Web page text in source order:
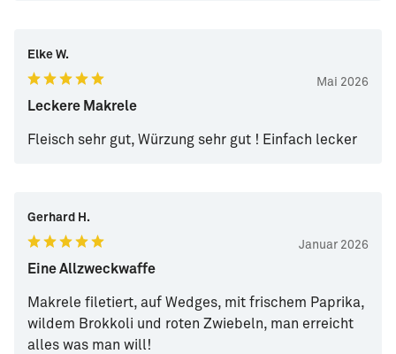
Elke W.
Mai 2026
Leckere Makrele
Fleisch sehr gut, Würzung sehr gut ! Einfach lecker
Gerhard H.
Januar 2026
Eine Allzweckwaffe
Makrele filetiert, auf Wedges, mit frischem Paprika,
wildem Brokkoli und roten Zwiebeln, man erreicht
alles was man will!